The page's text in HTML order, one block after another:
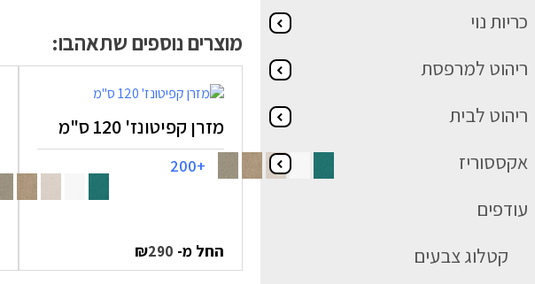
מוצרים נוספים שתאהבו:
מזרן קפיטונז' 120 ס"מ
+200
החל מ- ₪290
כריות נוי
ריהוט למרפסת
ריהוט לבית
אקססוריז
עודפים
קטלוג צבעים